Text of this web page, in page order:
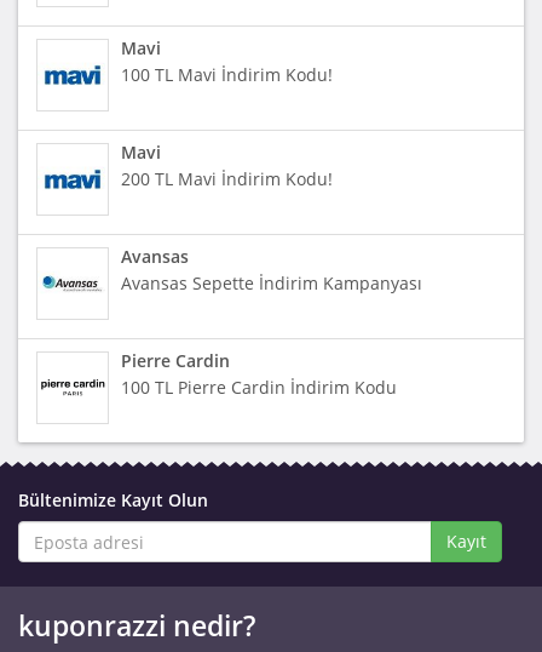
Mavi
100 TL Mavi İndirim Kodu!
Mavi
200 TL Mavi İndirim Kodu!
Avansas
Avansas Sepette İndirim Kampanyası
Pierre Cardin
100 TL Pierre Cardin İndirim Kodu
Bültenimize Kayıt Olun
Kayıt
kuponrazzi nedir?